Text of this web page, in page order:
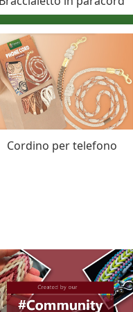
Cordino per telefono
Neon
Articolo#